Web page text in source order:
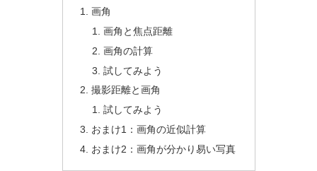
画角
画角と焦点距離
画角の計算
試してみよう
撮影距離と画角
試してみよう
おまけ1：画角の近似計算
おまけ2：画角が分かり易い写真